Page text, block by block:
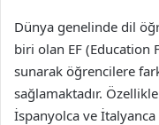
Dünya genelinde dil
biri olan EF (Education
sunarak öğrencilere
sağlamaktadır.
İspanyolca ve